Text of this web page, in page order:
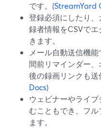
です。(StreamYard
登録必須にしたり
録者情報をCSVで
きます。
メール自動送信機
間前リマインダー
後の録画リンクも送
Docs)
ウェビナーやライ
むこともでき、フ
ます。